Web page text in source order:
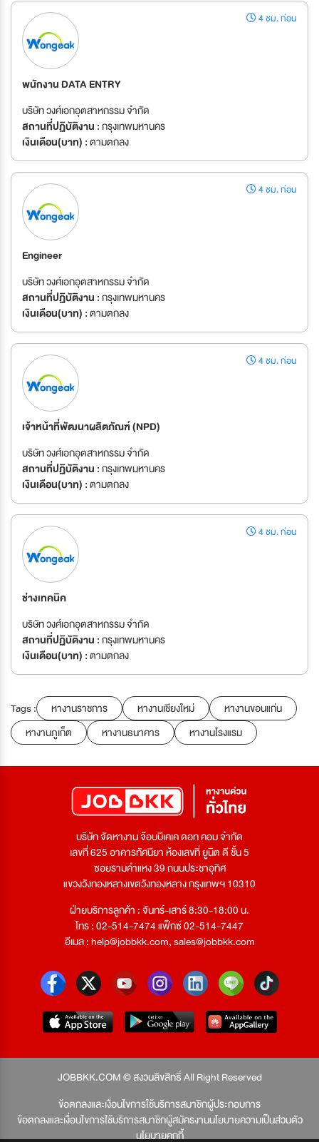
4 ชม. ก่อน
พนักงาน DATA ENTRY
บริษัท วงศ์เอกอุตสาหกรรม จำกัด
สถานที่ปฏิบัติงาน :กรุงเทพมหานคร
เงินเดือน(บาท) :ตามตกลง
4 ชม. ก่อน
Engineer
บริษัท วงศ์เอกอุตสาหกรรม จำกัด
สถานที่ปฏิบัติงาน :กรุงเทพมหานคร
เงินเดือน(บาท) :ตามตกลง
4 ชม. ก่อน
เจ้าหน้าที่พัฒนาผลิตภัณฑ์ (NPD)
บริษัท วงศ์เอกอุตสาหกรรม จำกัด
สถานที่ปฏิบัติงาน :กรุงเทพมหานคร
เงินเดือน(บาท) :ตามตกลง
4 ชม. ก่อน
ช่างเทคนิค
บริษัท วงศ์เอกอุตสาหกรรม จำกัด
สถานที่ปฏิบัติงาน :กรุงเทพมหานคร
เงินเดือน(บาท) :ตามตกลง
Tags : หางานราชการ หางานเชียงใหม่
หางานขอนแก่น
หางานภูเก็ต
หางานธนาคาร หางานโรงแรม
บริษัท จัดหางาน จ๊อบบีเคเค ดอท คอม จำกัด
เลขที่ 625 อาคารทัศนียา ห้องเลขที่ ยูนิต ดี ชั้น 5
ซอยรามคำแหง 39 ถนนประชาอุทิศ
แขวงวังทองหลางเขตวังทองหลาง กรุงเทพฯ 10310
ฝ่ายบริการลูกค้า : จันทร์-เสาร์ 8:30-18:00 น.
โทร : 02-514-7474 แฟ็กซ์ 02-514-7447
อีเมล :help@jobbkk.com,sales@jobbkk.com
JOBBKK.COM © สงวนลิขสิทธิ์ All Right Reserved
ข้อตกลงและเงื่อนไขการใช้บริการสมาชิกผู้ประกอบการ
ข้อตกลงและเงื่อนไขการใช้บริการสมาชิกผู้สมัครงานนโยบายความเป็นส่วนตัว
นโยบายคุกกี้